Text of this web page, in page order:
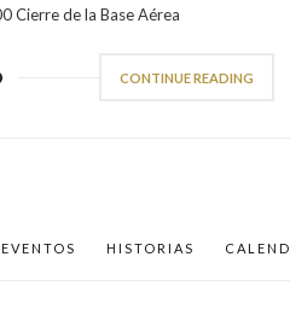
Cierre de la Base Aérea
CONTINUE READING
EVENTOS HISTORIAS